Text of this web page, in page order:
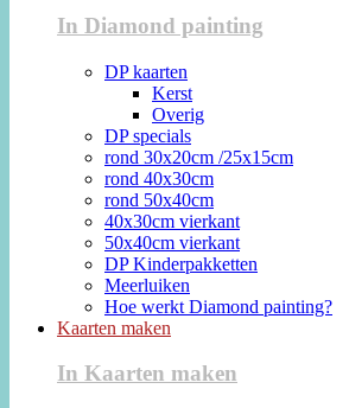
In Diamond painting
DP kaarten
Kerst
Overig
DP specials
rond 30x20cm /25x15cm
rond 40x30cm
rond 50x40cm
40x30cm vierkant
50x40cm vierkant
DP Kinderpakketten
Meerluiken
Hoe werkt Diamond painting?
Kaarten maken
In Kaarten maken